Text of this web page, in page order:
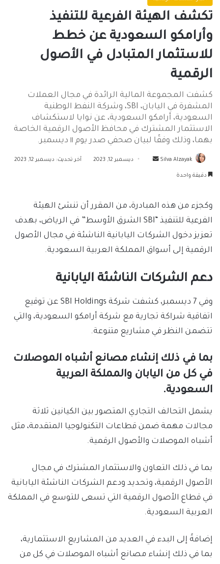
تكشف الهيئة الفرعية للتنفيذ
وأرامكو السعودية عن خطط
للاستثمار المتبادل في الأصول
الرقمية
كشفت المجموعة المالية الرائدة في مجال العملات
المشفرة في اليابان، SBI، وشركة النفط الوطنية
السعودية، أرامكو السعودية، عن نوايا لاستكشاف
الاستثمار المشترك في محافظ الأصول الرقمية الخاصة
بهما، وذلك وفقًا لبيان صحفي صدر يوم ١١ ديسمبر.
Silva Alzayak
أرسل
ديسمبر 12, 2023 آخر تحديث: ديسمبر 12, 2023
دقيقة واحدة
وكجزء من هذه المبادرة، من المقرر أن تنشئ الهيئة
الفرعية للتنفيذ “SBI الشرق الأوسط” في الرياض، بهدف
تعزيز دخول الشركات اليابانية الناشئة في مجال الأصول
الرقمية إلى أسواق المملكة العربية السعودية.
دعم الشركات الناشئة اليابانية
وفي 7 ديسمبر، كشفت شركة SBI Holdings عن توقيع
اتفاقية شراكة تجارية مع شركة أرامكو السعودية، والتي
تتضمن النظر في مشاريع متنوعة.
بما في ذلك إنشاء مصانع أشباه الموصلات
في كل من اليابان والمملكة العربية
السعودية.
يشمل التحالف التجاري المتصور بين الكيانين ثلاثة
مجالات مهمة ضمن قطاعات التكنولوجيا المتقدمة، مثل
أشباه الموصلات والأصول الرقمية.
بما في ذلك التعاون والاستثمار المشترك في مجال
الأصول الرقمية، وتحديد ودعم الشركات الناشئة اليابانية
في قطاع الأصول الرقمية التي تسعى للتوسع في المملكة
العربية السعودية.
إضافةً إلى البدء في العديد من المشاريع الاستثمارية،
بما في ذلك إنشاء مصانع أشباه الموصلات في كل من